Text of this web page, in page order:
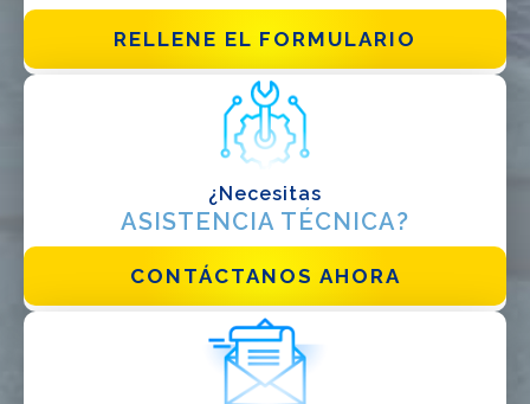
RELLENE EL FORMULARIO
¿Necesitas
ASISTENCIA TÉCNICA?
CONTÁCTANOS AHORA
He leido y acepto lapolitica de privacidad*